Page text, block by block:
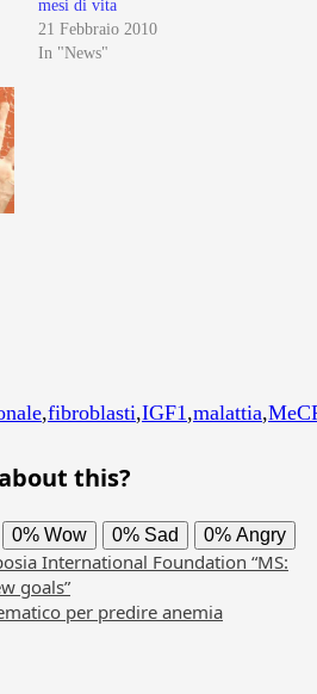
mesi di vita
21 Febbraio 2010
In "News"
,fibroblasti,IGF1,malattia,
this?
0% Wow 0% Sad 0% Angry
International Foundation “MS:
goals”
per predire anemia